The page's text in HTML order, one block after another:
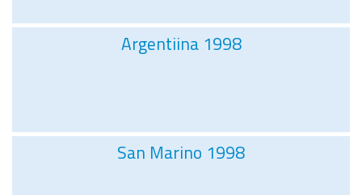
Argentiina 1998
San Marino 1998